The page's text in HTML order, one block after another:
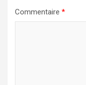
Commentaire *